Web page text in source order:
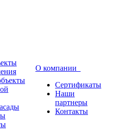
О компании
Сертификаты
Наши
партнеры
Контакты